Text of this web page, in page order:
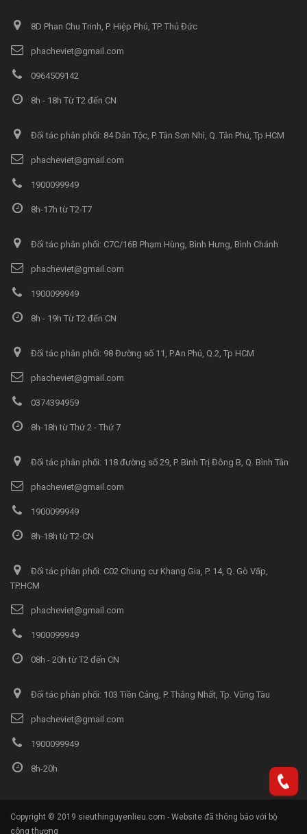
8D Phan Chu Trinh, P. Hiệp Phú, TP. Thủ Đức
phacheviet@gmail.com
0964509142
8h - 18h Từ T2 đến CN
Đối tác phân phối: 84 Dân Tộc, P. Tân Sơn Nhì, Q. Tân Phú, Tp.HCM
phacheviet@gmail.com
1900099949
8h-17h từ T2-T7
Đối tác phân phối: C7C/16B Phạm Hùng, Bình Hưng, Bình Chánh
phacheviet@gmail.com
1900099949
8h - 19h Từ T2 đến CN
Đối tác phân phối: 98 Đường số 11, P.An Phú, Q.2, Tp HCM
phacheviet@gmail.com
0374394959
8h-18h từ Thứ 2 - Thứ 7
Đối tác phân phối: 118 đường số 29, P. Bình Trị Đông B, Q. Bình Tân
phacheviet@gmail.com
1900099949
8h-18h từ T2-CN
Đối tác phân phối: C02 Chung cư Khang Gia, P. 14, Q. Gò Vấp,
TP.HCM
phacheviet@gmail.com
1900099949
08h - 20h từ T2 đến CN
Đối tác phân phối: 103 Tiền Cảng, P. Thắng Nhất, Tp. Vũng Tàu
phacheviet@gmail.com
1900099949
8h-20h
Copyright © 2019 sieuthinguyenlieu.com - Website đã thông báo với bộ
công thương